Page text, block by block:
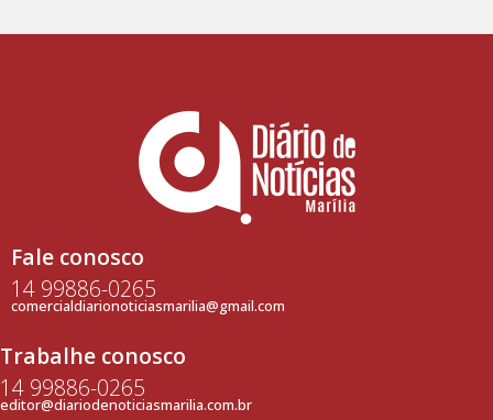
Fale conosco
14 99886-0265
comercialdiarionoticiasmarilia@gmail.com
Trabalhe conosco
14 99886-0265
editor@diariodenoticiasmarilia.com.br